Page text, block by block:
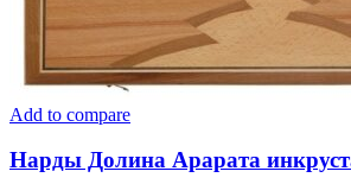
Add to compare
Нарды Долина Арарата